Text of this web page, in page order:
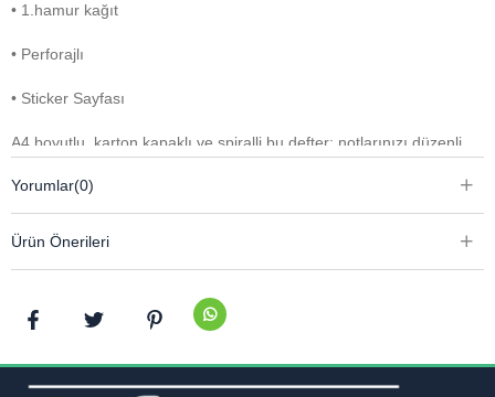
• 1.hamur kağıt
• Perforajlı
• Sticker Sayfası
A4 boyutlu, karton kapaklı ve spiralli bu defter; notlarınızı düzenli
hamur kağıdı, yazım deneyimini akıcı ve net hale getirirken
Perforajlı sayfaları, ihtiyaç duyduğunuz notları kolayca koparıp
paylaşmanıza veya saklamanıza olanak tanır. İçerisindeki sticker
dokunuşlar eklemenize yardımcı olur.
Yorumlar(0)
Ürün Önerileri